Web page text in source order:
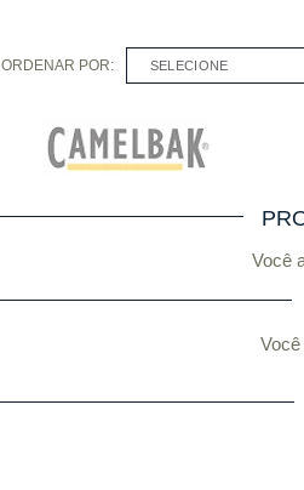
ORDENAR POR: SELECIONE
Você